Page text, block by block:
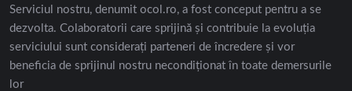
Serviciul nostru, denumit ocol.ro, a fost conceput pentru a se
dezvolta. Colaboratorii care sprijină și contribuie la evoluția
serviciului sunt considerați parteneri de încredere și vor
beneficia de sprijinul nostru necondiționat în toate demersurile
lor